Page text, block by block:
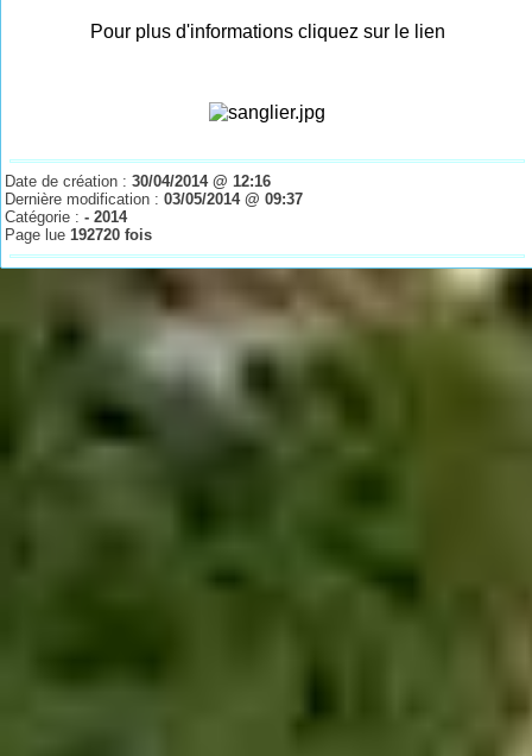
Pour plus d'informations cliquez sur le lien
Date de création :30/04/2014 @ 12:16
Dernière modification :03/05/2014 @ 09:37
Catégorie :- 2014
Page lue 192720 fois